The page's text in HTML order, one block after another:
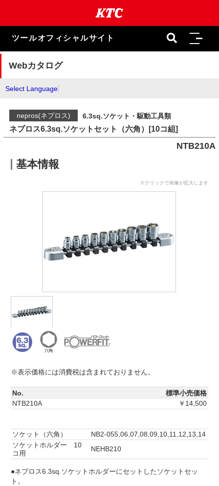
ま
キ
ツールオフィシャルサイト
Webカタログ
Select Language
nepros(ネプロス) 6.3sq.ソケット・駆動工具類
ネプロス6.3sq.ソケットセット（六角）[10コ組]
NTB210A
基本情報
※クリックで画像が拡大します
※表示価格には消費税は含まれておりません。
No.
標準小売価格
NTB210A
￥14,500
ソケット（六角）
NB2-055,06,07,08,09,10,11,12,13,14
ソケットホルダー 10
コ用
NEHB210
●ネプロス6.3sq.ソケットホルダーにセットしたソケットセッ
ト。